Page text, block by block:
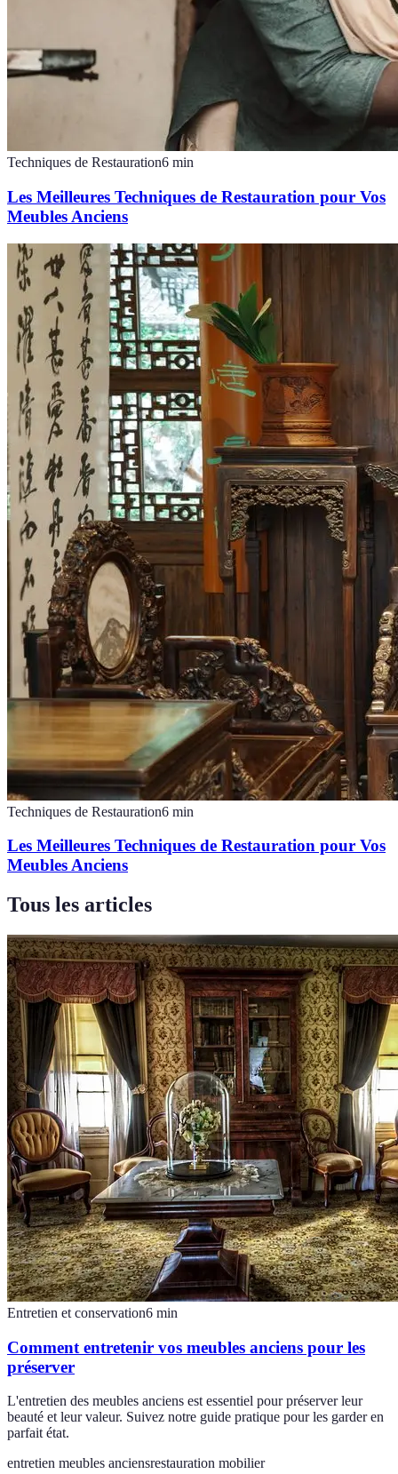
Techniques de Restauration6 min
Les Meilleures Techniques de Restauration pour Vos
Meubles Anciens
Techniques de Restauration6 min
Les Meilleures Techniques de Restauration pour Vos
Meubles Anciens
Tous les articles
Entretien et conservation6 min
Comment entretenir vos meubles anciens pour les
préserver
L'entretien des meubles anciens est essentiel pour préserver leur
beauté et leur valeur. Suivez notre guide pratique pour les garder en
parfait état.
entretien meubles anciensrestauration mobilier